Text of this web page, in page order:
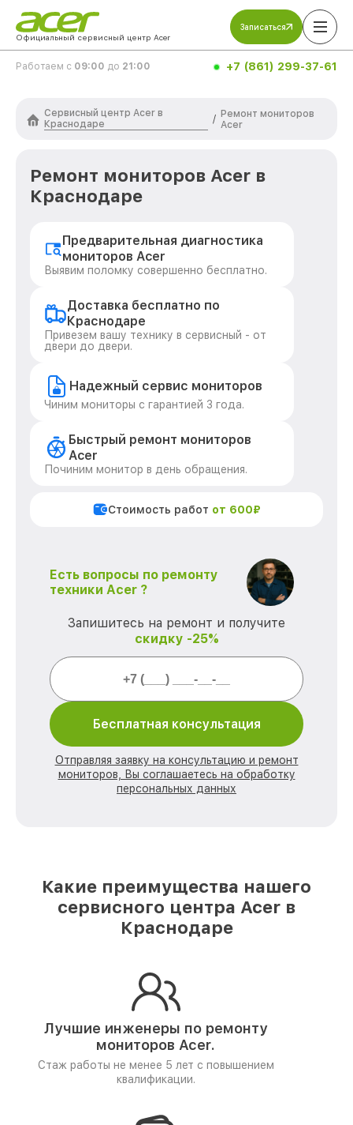
Официальный сервисный центр Acer
Записаться
Работаем с 09:00 до 21:00 +7 (861) 299-37-61
Сервисный центр Acer в
Краснодаре
/ Ремонт мониторов
Acer
Ремонт мониторов Acer в
Краснодаре
Предварительная диагностика
мониторов Acer
Выявим поломку совершенно бесплатно.
Доставка бесплатно по
Краснодаре
Привезем вашу технику в сервисный - от
двери до двери.
Надежный сервис мониторов
Чиним мониторы с гарантией 3 года.
Быстрый ремонт мониторов
Acer
Починим монитор в день обращения.
Стоимость работ от 600₽
Есть вопросы по ремонту
техники Acer ?
Запишитесь на ремонт и получите
скидку -25%
Бесплатная консультация
Отправляя заявку на консультацию и ремонт
мониторов, Вы соглашаетесь на обработку
персональных данных
Какие преимущества нашего
сервисного центра Acer в
Краснодаре
Лучшие инженеры по ремонту
мониторов Acer.
Стаж работы не менее 5 лет с повышением
квалификации.